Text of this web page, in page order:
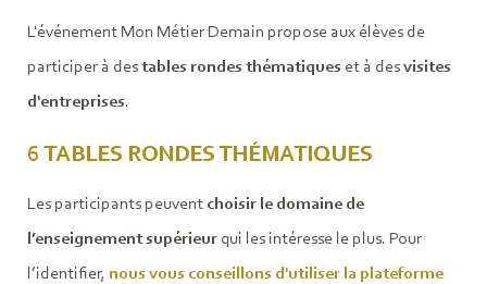
L'événement Mon Métier Demain propose aux élèves de
participer à destables rondes thématiques et à desvisites
d'entreprises.
6 TABLES RONDES THÉMATIQUES
Les participants peuvent choisir le domaine de
l’enseignement supérieur qui les intéresse le plus. Pour
l’identifier, nous vous conseillons d'utiliser la plateforme